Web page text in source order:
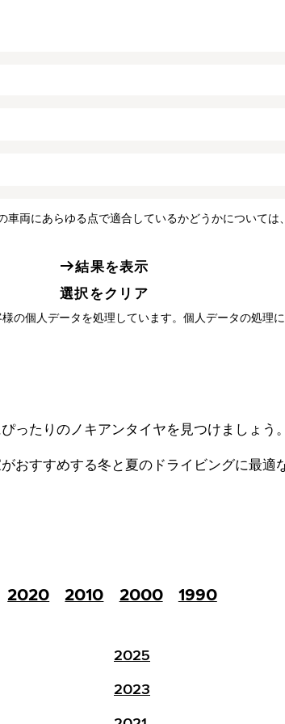
両にあらゆる点で適合しているかどうかについては
結果を表示
選択をクリア
個人データを処理しています。個人データの処理
ったりのノキアンタイヤを見つけましょう。
おすすめする冬と夏のドライビングに最適
2020 2010 2000
1990
2025
2023